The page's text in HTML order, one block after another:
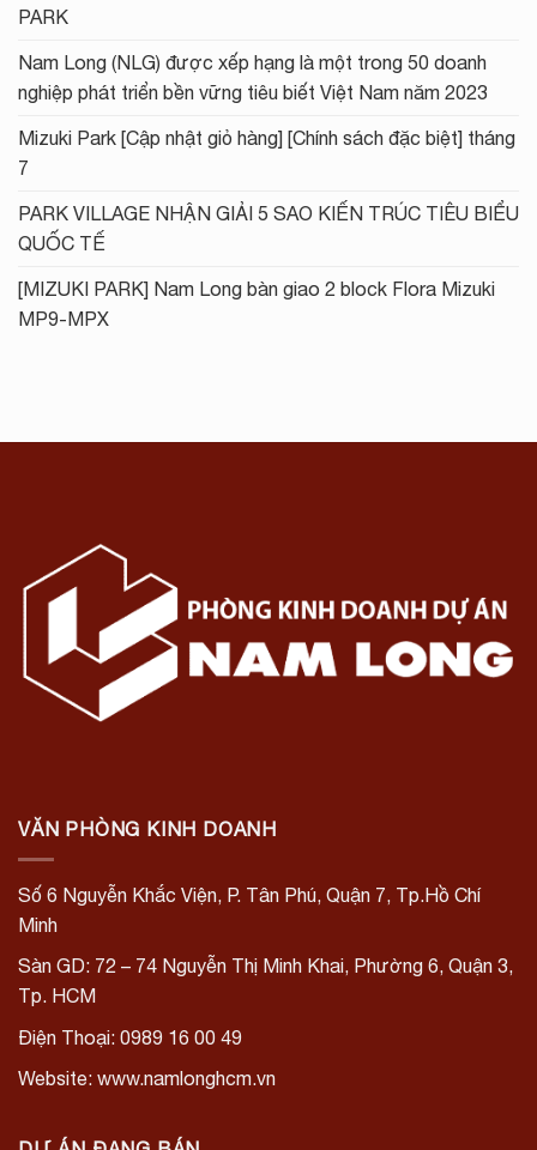
PARK
Nam Long (NLG) được xếp hạng là một trong 50 doanh
nghiệp phát triển bền vững tiêu biết Việt Nam năm 2023
Mizuki Park [Cập nhật giỏ hàng] [Chính sách đặc biệt] tháng
7
PARK VILLAGE NHẬN GIẢI 5 SAO KIẾN TRÚC TIÊU BIỂU
QUỐC TẾ
[MIZUKI PARK] Nam Long bàn giao 2 block Flora Mizuki
MP9-MPX
VĂN PHÒNG KINH DOANH
Số 6 Nguyễn Khắc Viện, P. Tân Phú, Quận 7, Tp.Hồ Chí
Minh
Sàn GD: 72 – 74 Nguyễn Thị Minh Khai, Phường 6, Quận 3,
Tp. HCM
Điện Thoại: 0989 16 00 49
Website: www.namlonghcm.vn